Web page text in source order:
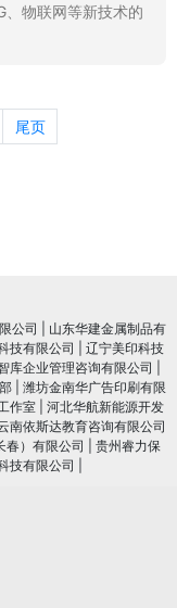
物联网等新技术的
尾页
公司
山东华建金属制品有
技有限公司
辽宁美印科技
库企业管理咨询有限公司
潍坊金南华广告印刷有限
作室
河北华航新能源开发
南依斯达教育咨询有限公司
春）有限公司
贵州睿力保
技有限公司